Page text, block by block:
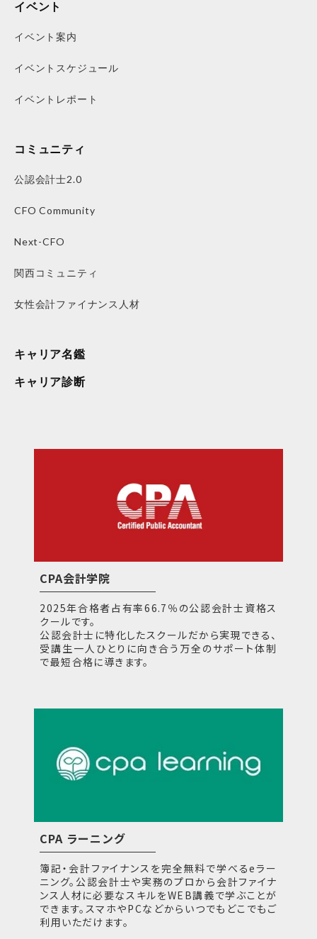
イベント
イベント案内
イベントスケジュール
イベントレポート
コミュニティ
公認会計士2.0
CFO Community
Next-CFO
関西コミュニティ
女性会計ファイナンス人材
キャリア名鑑
キャリア診断
CPA会計学院
2025年合格者占有率66.7％の公認会計士資格ス
クールです。
公認会計士に特化したスクールだから実現できる、
受講生一人ひとりに向き合う万全のサポート体制
で最短合格に導きます。
CPA ラーニング
簿記・会計ファイナンスを完全無料で学べるeラー
ニング。公認会計士や実務のプロから会計ファイナ
ンス人材に必要なスキルをWEB講義で学ぶことが
できます。スマホやPCなどからいつでもどこでもご
利用いただけます。